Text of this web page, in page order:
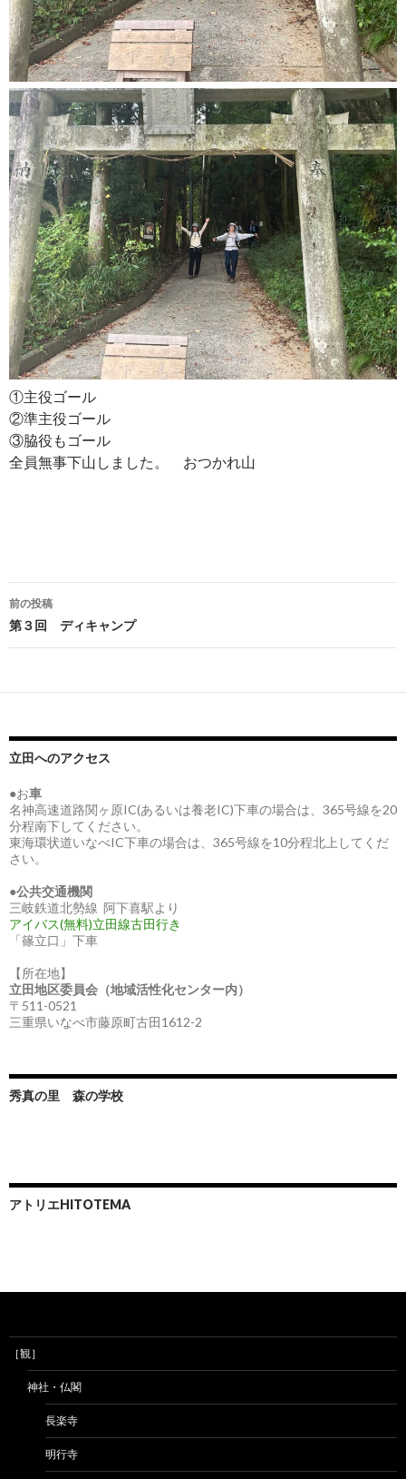
①主役ゴール
②準主役ゴール
③脇役もゴール
全員無事下山しました。 おつかれ山
投
稿
ビ
ー
シ
ョ
ン
前の投稿
第３回 ディキャンプ
立田へのアクセス
●お車
名神高速道路関ヶ原IC(あるいは養老IC)下車の場合は、365号線を20
分程南下してください。
東海環状道いなべIC下車の場合は、365号線を10分程北上してくだ
さい。
●公共交通機関
三岐鉄道北勢線 阿下喜駅より
アイバス(無料)立田線古田行き
「篠立口」下車
【所在地】
立田地区委員会（地域活性化センター内）
〒511-0521
三重県いなべ市藤原町古田1612-2
秀真の里 森の学校
アトリエHITOTEMA
［観］
神社・仏閣
長楽寺
明行寺